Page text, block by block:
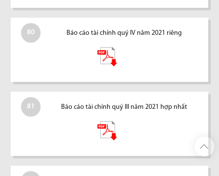
80 Báo cáo tài chính quý IV năm 2021 riêng
81 Báo cáo tài chính quý III năm 2021 hợp nhất